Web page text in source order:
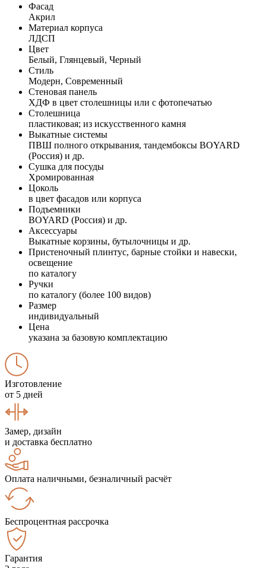
Фасад
Акрил
Материал корпуса
ЛДСП
Цвет
Белый, Глянцевый, Черный
Стиль
Модерн, Современный
Стеновая панель
ХДФ в цвет столешницы или с фотопечатью
Столешница
пластиковая; из искусственного камня
Выкатные системы
ПВШ полного открывания, тандембоксы BOYARD
(Россия) и др.
Сушка для посуды
Хромированная
Цоколь
в цвет фасадов или корпуса
Подъемники
BOYARD (Россия) и др.
Аксессуары
Выкатные корзины, бутылочницы и др.
Пристеночный плинтус, барные стойки и навески,
освещение
по каталогу
Ручки
по каталогу (более 100 видов)
Размер
индивидуальный
Цена
указана за базовую комплектацию
Изготовление
от 5 дней
Замер, дизайн
и доставка бесплатно
Оплата наличными, безналичный расчёт
Беспроцентная рассрочка
Гарантия